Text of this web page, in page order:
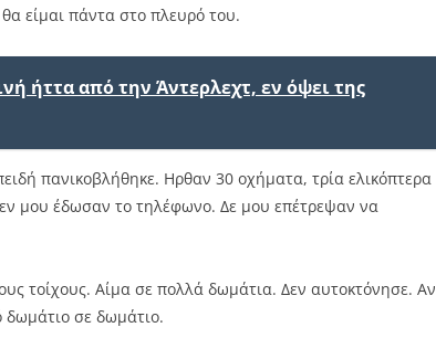
είμαι πάντα στο πλευρό του.
ήττα από την Άντερλεχτ, εν όψει της
πανικοβλήθηκε. Ηρθαν 30 οχήματα, τρία ελικόπτερα
μου έδωσαν το τηλέφωνο. Δε μου επέτρεψαν να
τοίχους. Αίμα σε πολλά δωμάτια. Δεν αυτοκτόνησε. Αν
δωμάτιο σε δωμάτιο.